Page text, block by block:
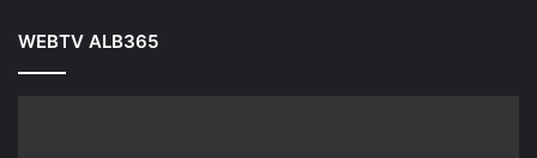
WEBTV ALB365